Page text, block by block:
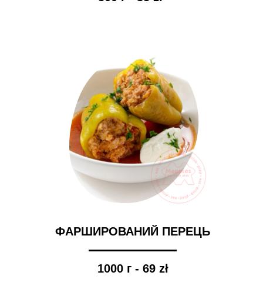
1000 г - 69 zł
ФАРШИРОВАНИЙ ПЕРЕЦЬ